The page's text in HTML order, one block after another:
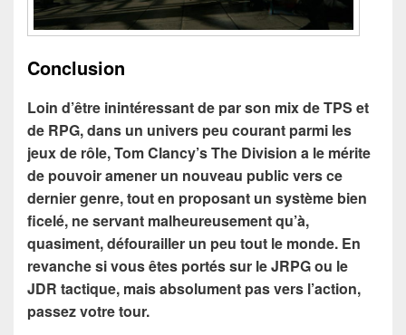
Conclusion
Loin d’être inintéressant de par son mix de TPS et
de RPG, dans un univers peu courant parmi les
jeux de rôle, Tom Clancy’s The Division a le mérite
de pouvoir amener un nouveau public vers ce
dernier genre, tout en proposant un système bien
ficelé, ne servant malheureusement qu’à,
quasiment, défourailler un peu tout le monde. En
revanche si vous êtes portés sur le JRPG ou le
JDR tactique, mais absolument pas vers l’action,
passez votre tour.